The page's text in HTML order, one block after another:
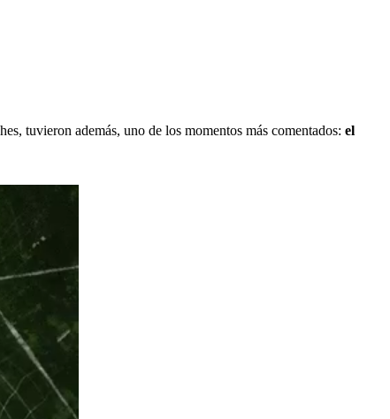
tuvieron además, uno de los momentos más comentados: el